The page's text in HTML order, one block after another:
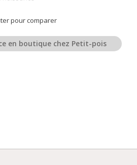
pour comparer
en boutique chez Petit-pois